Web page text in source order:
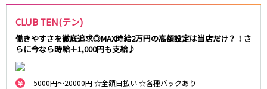
CLUB TEN(テン)
働きやすさを徹底追求◎MAX時給2万円の高額設定は当店だけ？！さ
らに今なら時給＋1,000円も支給♪
5000円～20000円 ☆全額日払い ☆各種バックあり
品川駅
汐入駅
日ノ出町駅
上大岡駅
大森海岸駅
平和島駅
京王井の頭線